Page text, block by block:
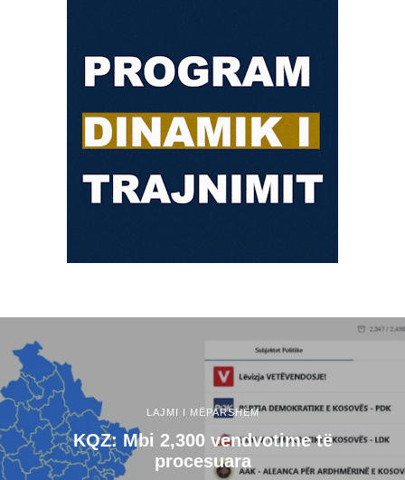
LAJMI I MËPARSHËM
KQZ: Mbi 2,300 vendvotime të
procesuara